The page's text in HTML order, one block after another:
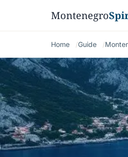
Montenegro
Home Guide